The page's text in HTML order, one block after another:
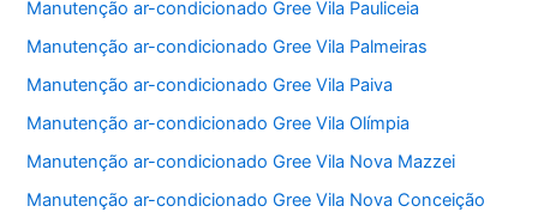
Manutenção ar-condicionado Gree Vila Pauliceia
Manutenção ar-condicionado Gree Vila Palmeiras
Manutenção ar-condicionado Gree Vila Paiva
Manutenção ar-condicionado Gree Vila Olímpia
Manutenção ar-condicionado Gree Vila Nova Mazzei
Manutenção ar-condicionado Gree Vila Nova Conceição